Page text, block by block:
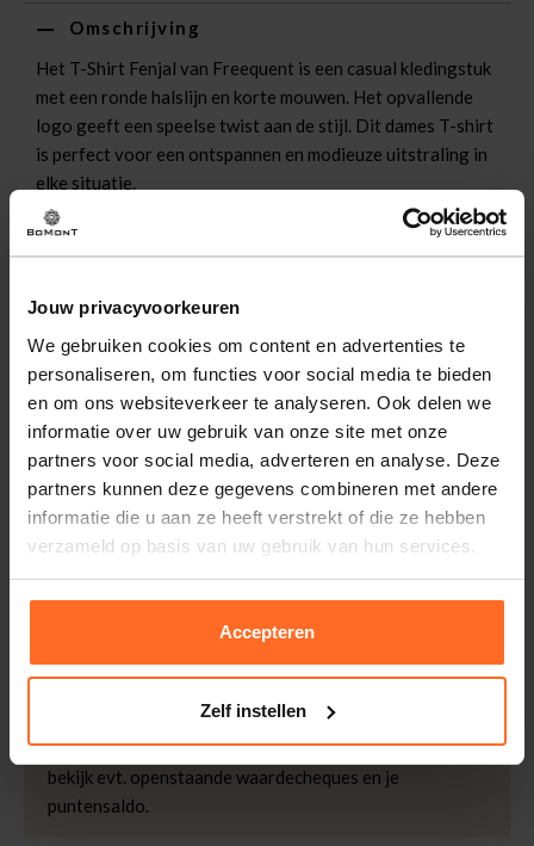
Jouw privacyvoorkeuren
We gebruiken cookies om content en advertenties te
personaliseren, om functies voor social media te bieden
en om ons websiteverkeer te analyseren. Ook delen we
informatie over uw gebruik van onze site met onze
partners voor social media, adverteren en analyse. Deze
partners kunnen deze gegevens combineren met andere
informatie die u aan ze heeft verstrekt of die ze hebben
verzameld op basis van uw gebruik van hun services.
Accepteren
Zelf instellen
Leveranciersnummer
Categorie
Korte mouw
Freequent
Kleur
Beige
Kwaliteit
95% Katoen 5%
Elastane
Afmetingen
Isabelle is 173 cm lang
en draagt maat S
Omschrijving
Het T-Shirt Fenjal van Freequent is een casual kledingstuk
met een ronde halslijn en korte mouwen. Het opvallende
logo geeft een speelse twist aan de stijl. Dit dames T-shirt
is perfect voor een ontspannen en modieuze uitstraling in
elke situatie.
Bezorging is altijd gratis, binnen 1-3 werkdagen
thuisgeleverd met DHL.
Retourneren
Binnen 30 dagen eenvoudig retourneren via DHL voor
slechts € 4,95 of op eigen kosten via PostNL. In de
Bomont winkels kunt u ook gratis retourneren.
Betalen
één van de vele betaalopties.
5% Spaarbonus
Besteed € 100,- binnen een half jaar en krijg € 5,- retour
in de vorm van een waardecheque. Log in je account en
bekijk evt. openstaande waardecheques en je
puntensaldo.